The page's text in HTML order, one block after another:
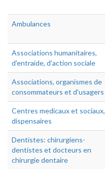
Ambulances
Associations humanitaires,
d'entraide, d'action sociale
Associations, organismes de
consommateurs et d'usagers
Centres medicaux et sociaux,
dispensaires
Dentistes: chirurgiens-
dentistes et docteurs en
chirurgie dentaire